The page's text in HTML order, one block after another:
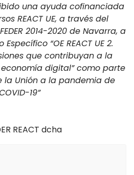
una ayuda cofinanciada
REACT UE, a través del
2014-2020 de Navarra, a
“OE REACT UE 2.
que contribuyan a la
digital” como parte
la Unión a la pandemia de
19”